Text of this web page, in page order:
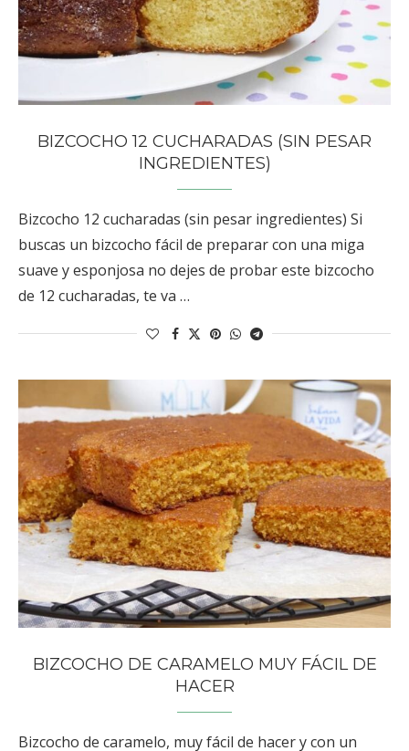
BIZCOCHO 12 CUCHARADAS (SIN PESAR
INGREDIENTES)
Bizcocho 12 cucharadas (sin pesar ingredientes) Si
buscas un bizcocho fácil de preparar con una miga
suave y esponjosa no dejes de probar este bizcocho
de 12 cucharadas, te va …
BIZCOCHO DE CARAMELO MUY FÁCIL DE
HACER
Bizcocho de caramelo, muy fácil de hacer y con un